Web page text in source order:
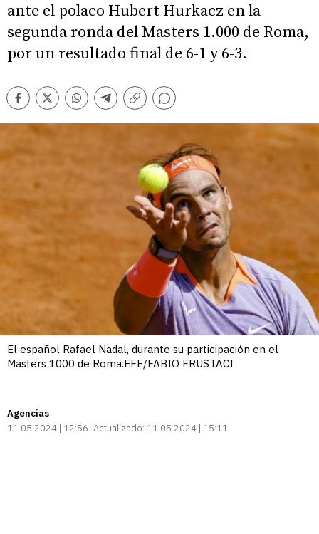
ante el polaco Hubert Hurkacz en la
segunda ronda del Masters 1.000 de Roma,
por un resultado final de 6-1 y 6-3.
Facebook
TwitterWhatsappTelegram
Copiar
Comentarios
El español Rafael Nadal, durante su participación en el
Masters 1000 de Roma.EFE/FABIO FRUSTACI
Agencias
11.05.2024 | 12:56 Actualizado: 11.05.2024 | 15:11